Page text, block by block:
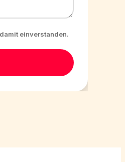
einverstanden.